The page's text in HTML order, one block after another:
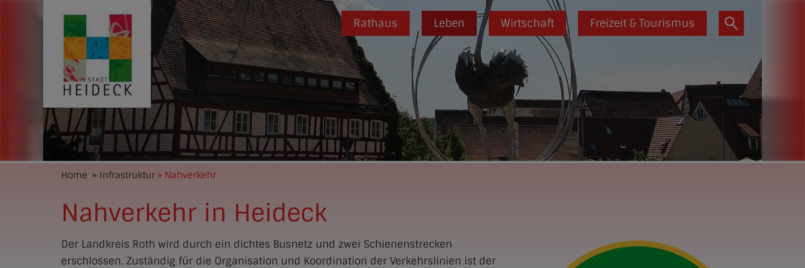
Rathaus Leben Wirtschaft Freizeit & Tourismus
Home » Infrastruktur » Nahverkehr
Nahverkehr in Heideck
Der Landkreis Roth wird durch ein dichtes Busnetz und zwei Schienenstrecken
erschlossen. Zuständig für die Organisation und Koordination der Verkehrslinien ist der